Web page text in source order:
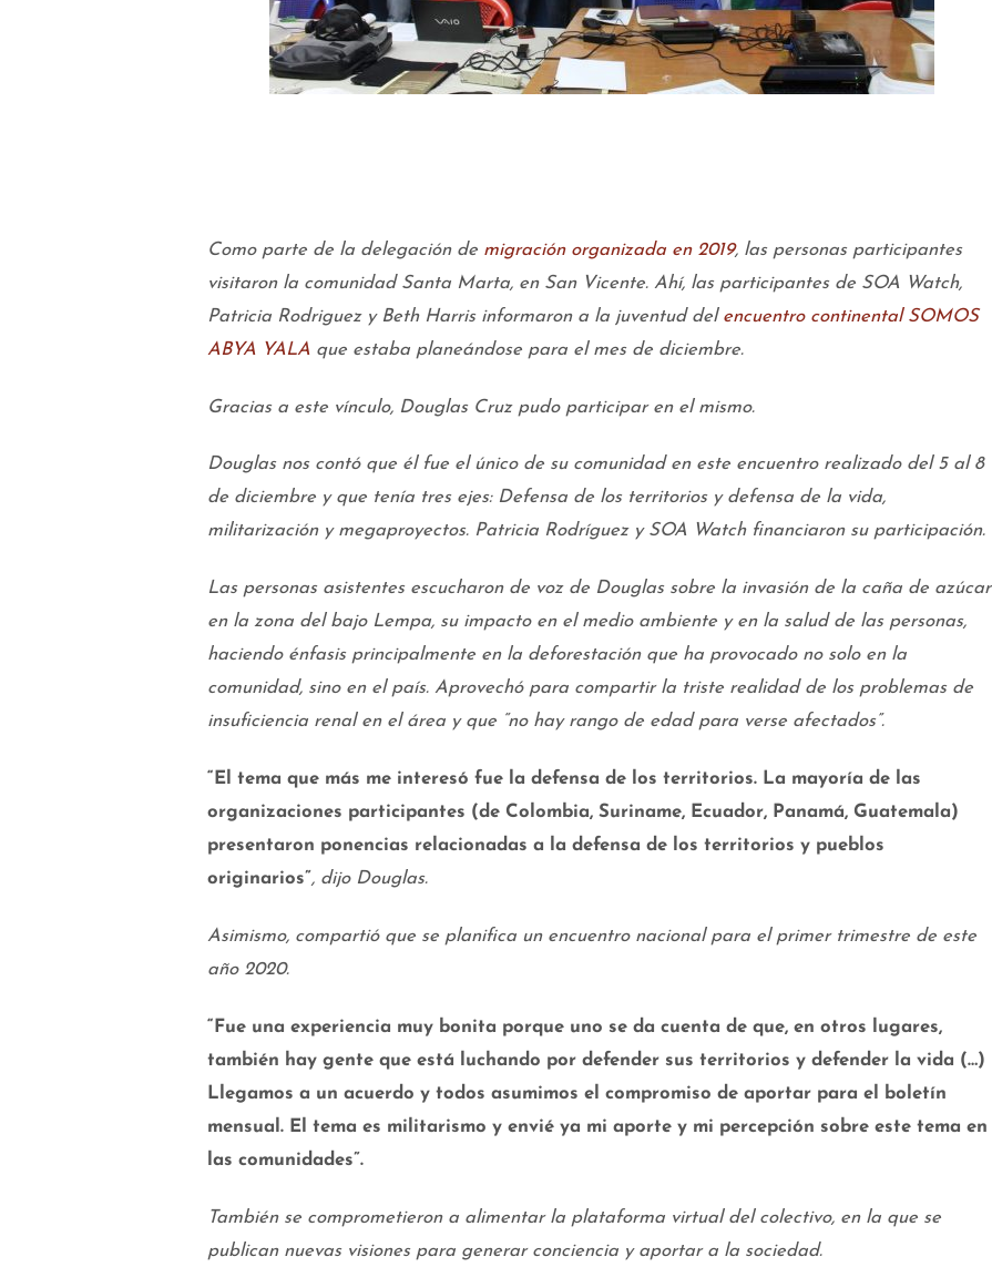
Como parte de la delegación de migración organizada en 2019, las personas participantes
visitaron la comunidad Santa Marta, en San Vicente. Ahí, las participantes de SOA Watch,
Patricia Rodriguez y Beth Harris informaron a la juventud del encuentro continental SOMOS
ABYA YALA que estaba planeándose para el mes de diciembre.
Gracias a este vínculo, Douglas Cruz pudo participar en el mismo.
Douglas nos contó que él fue el único de su comunidad en este encuentro realizado del 5 al 8
de diciembre y que tenía tres ejes: Defensa de los territorios y defensa de la vida,
militarización y megaproyectos. Patricia Rodríguez y SOA Watch financiaron su participación.
Las personas asistentes escucharon de voz de Douglas sobre la invasión de la caña de azúcar
en la zona del bajo Lempa, su impacto en el medio ambiente y en la salud de las personas,
haciendo énfasis principalmente en la deforestación que ha provocado no solo en la
comunidad, sino en el país. Aprovechó para compartir la triste realidad de los problemas de
insuficiencia renal en el área y que “no hay rango de edad para verse afectados”.
“El tema que más me interesó fue la defensa de los territorios. La mayoría de las
organizaciones participantes (de Colombia, Suriname, Ecuador, Panamá, Guatemala)
presentaron ponencias relacionadas a la defensa de los territorios y pueblos
originarios”, dijo Douglas.
Asimismo, compartió que se planifica un encuentro nacional para el primer trimestre de este
año 2020.
“Fue una experiencia muy bonita porque uno se da cuenta de que, en otros lugares,
también hay gente que está luchando por defender sus territorios y defender la vida (…)
Llegamos a un acuerdo y todos asumimos el compromiso de aportar para el boletín
mensual. El tema es militarismo y envié ya mi aporte y mi percepción sobre este tema en
las comunidades”.
También se comprometieron a alimentar la plataforma virtual del colectivo, en la que se
publican nuevas visiones para generar conciencia y aportar a la sociedad.